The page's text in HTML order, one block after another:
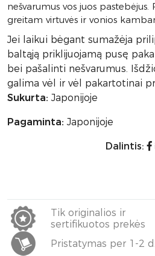
nešvarumus vos juos
greitam virtuvės ir vonios
Jei laikui bėgant sumažėja
baltąją priklijuojamą pusę
bei pašalinti nešvarumus.
galima vėl ir vėl pakartotinai
Sukurta: Japonijoje
Pagaminta: Japonijoje
Dalintis:
Tik originalios ir
sertifikuotos prekės
Pristatymas per 1-2